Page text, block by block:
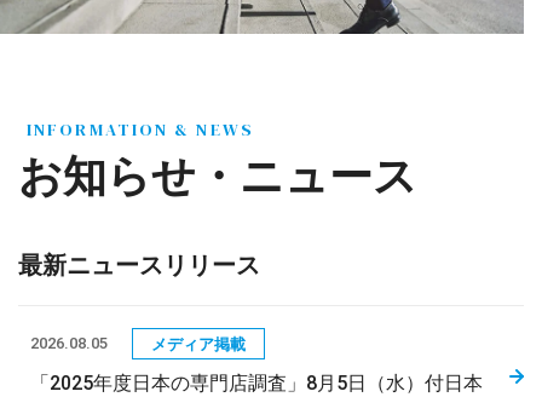
INFORMATION & NEWS
お知らせ・ニュース
最新ニュースリリース
2026.08.05 メディア掲載
「2025年度日本の専門店調査」8月5日（水）付日本